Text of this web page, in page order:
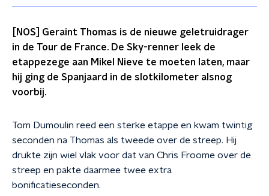
[NOS] Geraint Thomas is de nieuwe geletruidrager
in de Tour de France. De Sky-renner leek de
etappezege aan Mikel Nieve te moeten laten, maar
hij ging de Spanjaard in de slotkilometer alsnog
voorbij.
Tom Dumoulin reed een sterke etappe en kwam twintig
seconden na Thomas als tweede over de streep. Hij
drukte zijn wiel vlak voor dat van Chris Froome over de
streep en pakte daarmee twee extra
bonificatieseconden.